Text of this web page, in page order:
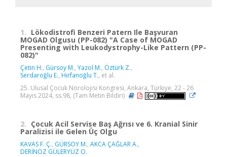
1. Lökodistrofi Benzeri Patern Ile Başvuran
MOGAD Olgusu (PP-082) "A Case of MOGAD
Presenting with Leukodystrophy-Like Pattern (PP-
082)"
Çetin H., Gürsoy M., Yazol M., Öztürk Z.,
Serdaroğlu E., Hırfanoğlu T., et al.
25. Ulusal Çocuk Nörolojisi Kongresi, Ankara, Türkiye, 22 - 26
Mayıs 2024, ss.98, (Tam Metin Bildiri)
2. Çocuk Acil Servise Baş Ağrısı ve 6. Kranial Sinir
Paralizisi ile Gelen Üç Olgu
KAVAS F. Ç., GÜRSOY M., AKCA ÇAĞLAR A.,
DERİNÖZ GÜLERYÜZ O.